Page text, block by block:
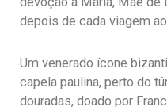
depois de cada viagem
Um venerado ícone
capela paulina, perto do
douradas, doado por